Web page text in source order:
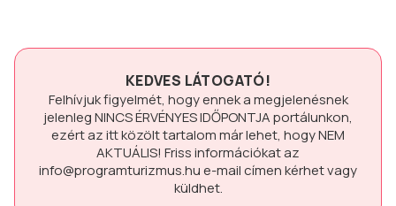
KEDVES LÁTOGATÓ!
Felhívjuk figyelmét, hogy ennek a megjelenésnek
jelenlegNINCS ÉRVÉNYES IDŐPONTJAportálunkon,
ezért az itt közölt tartalom már lehet, hogyNEM
AKTUÁLIS! Friss információkat az
info@programturizmus.hue-mail címen kérhet vagy
küldhet.